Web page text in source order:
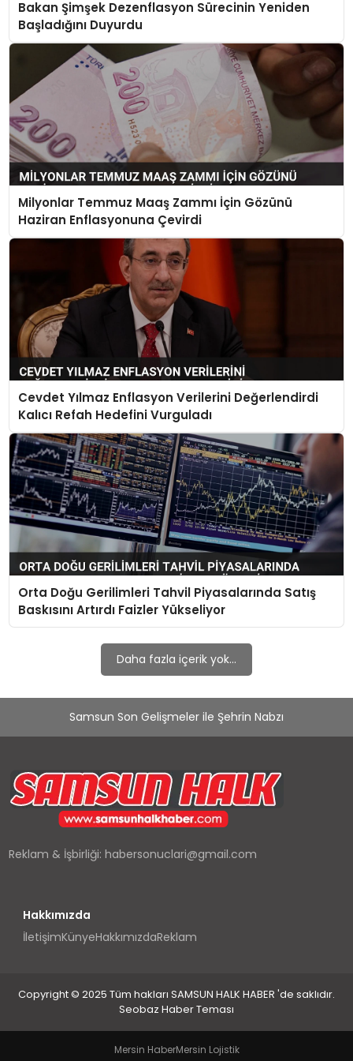
SPOR
TEKNOLOJI
YAŞAM
Bakan Şimşek Dezenflasyon Sürecinin Yeniden
Başladığını Duyurdu
Milyonlar Temmuz Maaş Zammı İçin Gözünü
Haziran Enflasyonuna Çevirdi
Cevdet Yılmaz Enflasyon Verilerini Değerlendirdi
Kalıcı Refah Hedefini Vurguladı
Orta Doğu Gerilimleri Tahvil Piyasalarında Satış
Baskısını Artırdı Faizler Yükseliyor
Daha fazla içerik yok...
Samsun Son Gelişmeler ile Şehrin Nabzı
Reklam & İşbirliği:habersonuclari@gmail.com
Hakkımızda
İletişimKünyeHakkımızdaReklam
Copyright © 2025 Tüm hakları SAMSUN HALK HABER 'de saklıdır.
Seobaz Haber Teması
Mersin HaberMersin Lojistik